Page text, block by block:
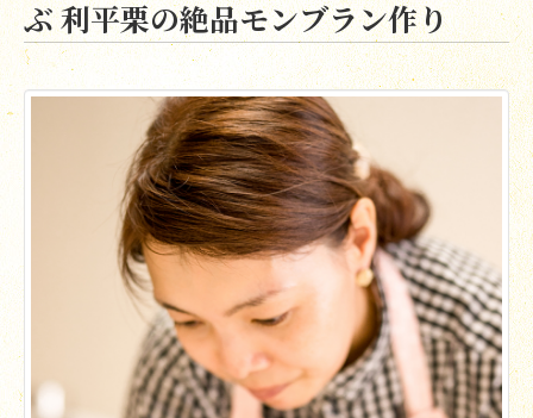
ぶ 利平栗の絶品モンブラン作り